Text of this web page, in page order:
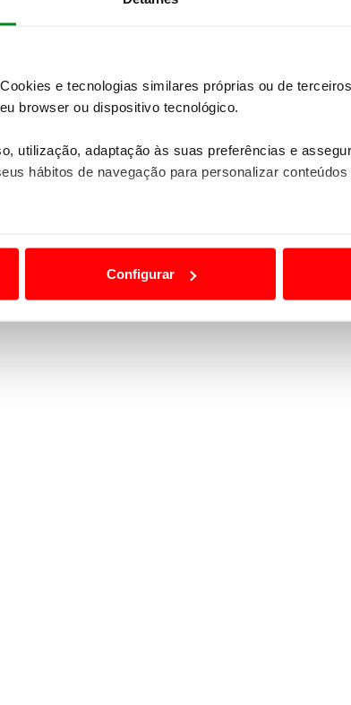
e tecnologias similares próprias ou de
browser ou dispositivo tecnológico.
utilização, adaptação às suas preferências e
hábitos de navegação para personalizar
digital, personalizar conteúdos e
como para analisar dados de navegação no nosso
relativa à sua utilização do nosso site de
Configurar